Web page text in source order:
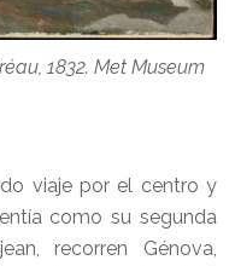
1832. Met Museum
viaje por el centro y
como su segunda
recorren Génova,